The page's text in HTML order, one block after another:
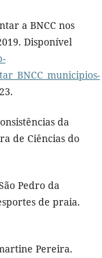
a BNCC nos
Disponível
da
de Ciências do
Pedro da
de praia.
Pereira.